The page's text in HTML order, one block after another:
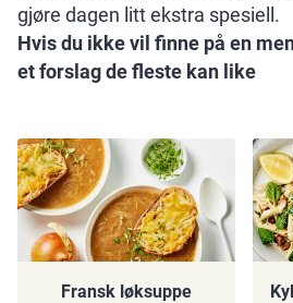
gjøre dagen litt ekstra spesiell.
Hvis du ikke vil finne på en
et forslag de fleste kan like
Fransk løksuppe